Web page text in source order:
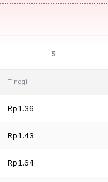
Tinggi
Rp1.36
Rp1.43
Rp1.64